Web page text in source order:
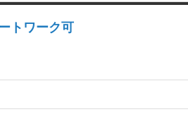
トワーク可